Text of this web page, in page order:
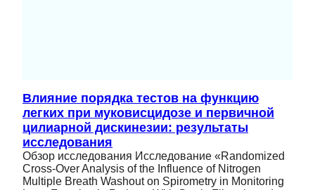
Влияние порядка тестов на функцию
легких при муковисцидозе и первичной
цилиарной дискинезии: результаты
исследования
Обзор исследования Исследование «Randomized
Cross-Over Analysis of the Influence of Nitrogen
Multiple Breath Washout on Spirometry in Monitoring